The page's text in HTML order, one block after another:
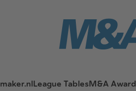
League TablesM&A